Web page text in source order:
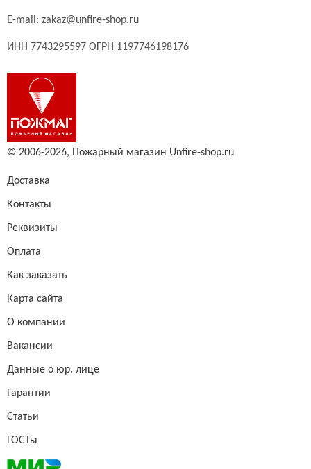
E-mail: zakaz@unfire-shop.ru
ИНН 7743295597 ОГРН 1197746198176
© 2006-2026, Пожарный магазин Unfire-shop.ru
Доставка
Контакты
Реквизиты
Оплата
Как заказать
Карта сайта
О компании
Вакансии
Данные о юр. лице
Гарантии
Статьи
ГОСТы